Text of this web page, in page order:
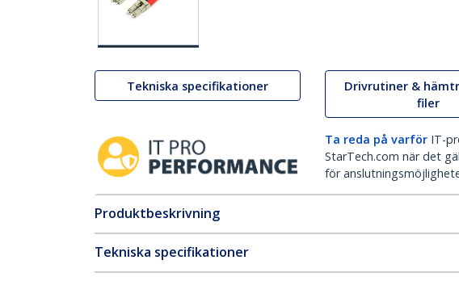
Tekniska specifikationer
Drivrutiner &
filer
Ta reda på varför IT-
StarTech.com när det
för
Produktbeskrivning
Tekniska specifikationer